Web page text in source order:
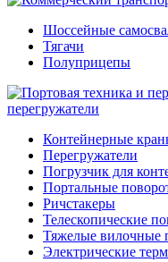
Шоссейные
Тягачи
Полуприцепы
перегружатели
Контейнерные
Перегружатели
Погрузчик для
Портальные
Ричстакеры
Телескопические
Тяжелые вилочные
Электрические